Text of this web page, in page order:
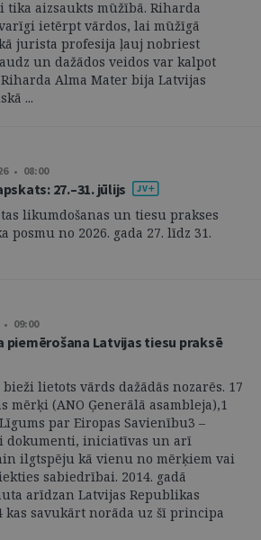
aizsaukts mūžībā. Riharda
ietērpt vārdos, lai mūžīgā
jurista profesija ļauj nobriest
un dažādos veidos var kalpot
Alma Mater bija Latvijas
...
• 08:00
27.–31. jūlijs
likumdošanas un tiesu prakses
posmu no 2026. gada 27. līdz 31.
• 09:00
piemērošana Latvijas tiesu praksē
lietots vārds dažādās nozarēs. 17
mērķi (ANO Ģenerālā asambleja),1
par Eiropas Savienību3 –
dokumenti, iniciatīvas un arī
ilgtspēju kā vienu no mērķiem vai
sabiedrībai. 2014. gadā
arīdzan Latvijas Republikas
kas savukārt norāda uz šī principa